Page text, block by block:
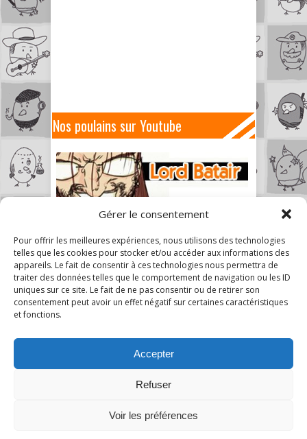
Gérer le consentement
Pour offrir les meilleures expériences, nous utilisons des technologies
telles que les cookies pour stocker et/ou accéder aux informations des
appareils. Le fait de consentir à ces technologies nous permettra de
traiter des données telles que le comportement de navigation ou les ID
uniques sur ce site. Le fait de ne pas consentir ou de retirer son
consentement peut avoir un effet négatif sur certaines caractéristiques
et fonctions.
Accepter
Refuser
Voir les préférences
Nos poulains sur Youtube